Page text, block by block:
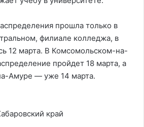
прошла только в
филиале колледжа, в
12 марта. В Комсомольском-на-
пройдет 18 марта, а
Амуре — уже 14 марта.
край